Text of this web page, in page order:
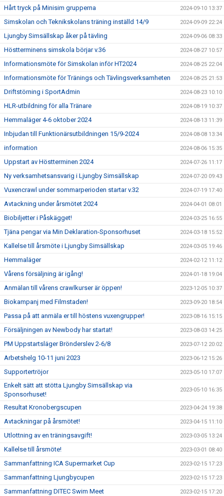
Hårt tryck på Minisim grupperna 2024-09-10 13:37
Simskolan och Teknikskolans träning inställd 14/9 2024-09-09 22:24
Ljungby Simsällskap åker på tävling 2024-09-06 08:33
Höstterminens simskola börjar v.36 2024-08-27 10:57
Informationsmöte för Simskolan inför HT2024 2024-08-25 22:04
Informationsmöte för Tränings och Tävlingsverksamheten 2024-08-25 21:53
Driftstörning i SportAdmin 2024-08-23 10:10
HLR-utbildning för alla Tränare 2024-08-19 10:37
Hemmaläger 4-6 oktober 2024 2024-08-13 11:39
Inbjudan till Funktionärsutbildningen 15/9-2024 2024-08-08 13:34
information 2024-08-06 15:35
Uppstart av Höstterminen 2024 2024-07-26 11:17
Ny verksamhetsansvarig i Ljungby Simsällskap 2024-07-20 09:43
Vuxencrawl under sommarperioden startar v.32 2024-07-19 17:40
Avtackning under årsmötet 2024 2024-04-01 08:01
Biobiljetter i Påskägget! 2024-03-25 16:55
Tjäna pengar via Min Deklaration-Sponsorhuset 2024-03-18 15:52
Kallelse till årsmöte i Ljungby Simsällskap 2024-03-05 19:46
Hemmaläger 2024-02-12 11:12
Vårens försäljning är igång! 2024-01-18 19:04
Anmälan till vårens crawlkurser är öppen! 2023-12-05 10:37
Biokampanj med Filmstaden! 2023-09-20 18:54
Passa på att anmäla er till höstens vuxengrupper! 2023-08-16 15:15
Försäljningen av Newbody har startat! 2023-08-03 14:25
PM Uppstartsläger Brönderslev 2-6/8 2023-07-12 20:02
Arbetshelg 10-11 juni 2023 2023-06-12 15:26
Supportertröjor 2023-05-10 17:07
Enkelt sätt att stötta Ljungby Simsällskap via
Sponsorhuset!
2023-05-10 16:35
Resultat Kronobergscupen 2023-04-24 19:38
Avtackningar på årsmötet! 2023-04-15 11:10
Utlottning av en träningsavgift! 2023-03-05 13:24
Kallelse till årsmöte! 2023-03-01 08:40
Sammanfattning ICA Supermarket Cup 2023-02-15 17:23
Sammanfattning Ljungbycupen 2023-02-15 17:23
Sammanfattning DITEC Swim Meet 2023-02-15 17:20